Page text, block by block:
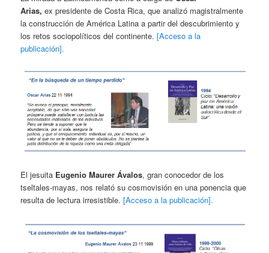
Arias, ex presidente de Costa Rica, que analizó magistralmente
la construcción de América Latina a partir del descubrimiento y
los retos sociopolíticos del continente.[Acceso a la
publicación].
El jesuita Eugenio Maurer Ávalos, gran conocedor de los
tseltales-mayas, nos relató su cosmovisión en una ponencia que
resulta de lectura irresistible.[Acceso a la publicación].